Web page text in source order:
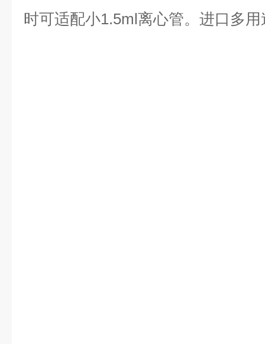
时可适配小1.5ml离心管。进口多